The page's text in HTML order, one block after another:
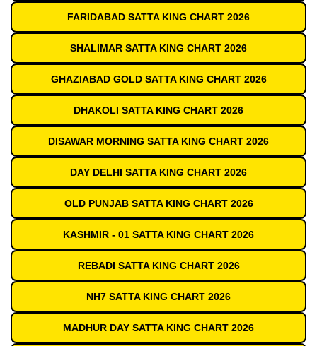
FARIDABAD SATTA KING CHART 2026
SHALIMAR SATTA KING CHART 2026
GHAZIABAD GOLD SATTA KING CHART 2026
DHAKOLI SATTA KING CHART 2026
DISAWAR MORNING SATTA KING CHART 2026
DAY DELHI SATTA KING CHART 2026
OLD PUNJAB SATTA KING CHART 2026
KASHMIR - 01 SATTA KING CHART 2026
REBADI SATTA KING CHART 2026
NH7 SATTA KING CHART 2026
MADHUR DAY SATTA KING CHART 2026